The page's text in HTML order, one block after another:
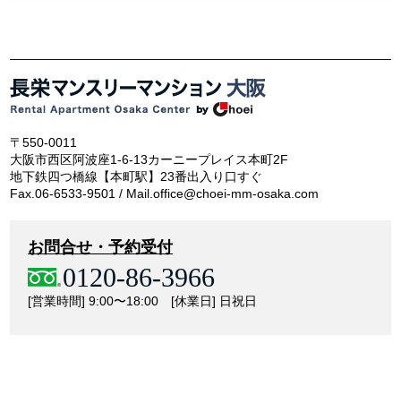
〒550-0011
大阪市西区阿波座1-6-13カーニープレイス本町2F
地下鉄四つ橋線【本町駅】23番出入り口すぐ
Fax.06-6533-9501 / Mail.office@choei-mm-osaka.com
お問合せ・予約受付
0120-86-3966
[営業時間] 9:00〜18:00 [休業日] 日祝日